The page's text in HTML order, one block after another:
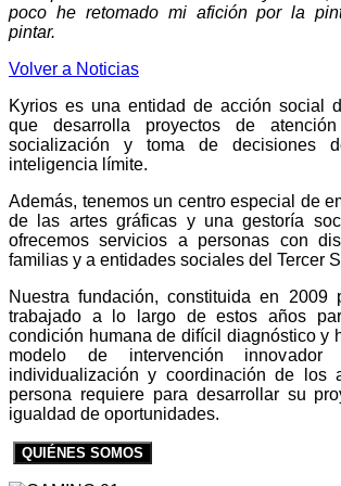
poco he retomado mi afición por la
pintar.
Volver a Noticias
Kyrios es una entidad de acción social
que desarrolla proyectos de
socialización y toma de decisiones
inteligencia límite.
Además, tenemos un centro especial de
de las artes gráficas y una gestoría
ofrecemos servicios a personas con
familias y a entidades sociales del Tercer
Nuestra fundación, constituida en 2009
trabajado a lo largo de estos años
condición humana de difícil diagnóstico y
modelo de intervención
individualización y coordinación de los
persona requiere para desarrollar su
igualdad de oportunidades.
QUIÉNES SOMOS